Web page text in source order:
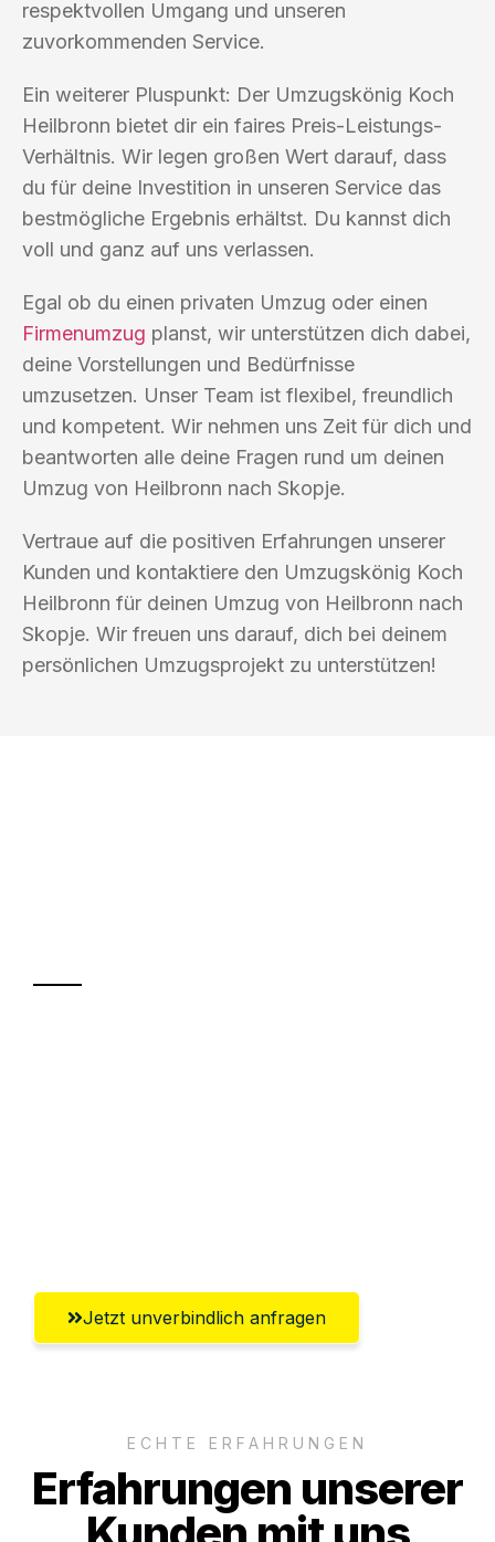
respektvollen Umgang und unseren
zuvorkommenden Service.
Ein weiterer Pluspunkt: Der Umzugskönig Koch
Heilbronn bietet dir ein faires Preis-Leistungs-
Verhältnis. Wir legen großen Wert darauf, dass
du für deine Investition in unseren Service das
bestmögliche Ergebnis erhältst. Du kannst dich
voll und ganz auf uns verlassen.
Egal ob du einen privaten Umzug oder einen
Firmenumzug planst, wir unterstützen dich dabei,
deine Vorstellungen und Bedürfnisse
umzusetzen. Unser Team ist flexibel, freundlich
und kompetent. Wir nehmen uns Zeit für dich und
beantworten alle deine Fragen rund um deinen
Umzug von Heilbronn nach Skopje.
Vertraue auf die positiven Erfahrungen unserer
Kunden und kontaktiere den Umzugskönig Koch
Heilbronn für deinen Umzug von Heilbronn nach
Skopje. Wir freuen uns darauf, dich bei deinem
persönlichen Umzugsprojekt zu unterstützen!
Jetzt unverbindlich anfragen
ECHTE ERFAHRUNGEN
Erfahrungen unserer